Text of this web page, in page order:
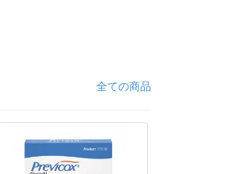
全ての商品